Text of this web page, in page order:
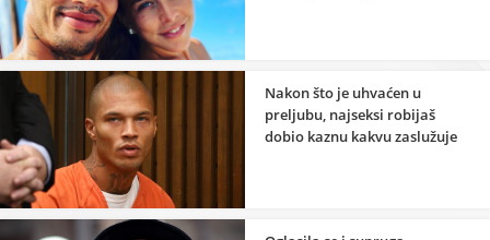
Nakon što je uhvaćen u
preljubu, najseksi robijaš
dobio kaznu kakvu zaslužuje